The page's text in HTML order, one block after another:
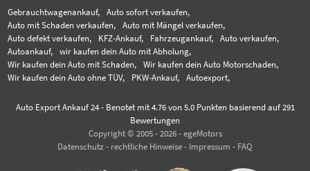
Gebrauchtwagenankauf,
Auto sofort verkaufen,
Auto mit Schaden verkaufen,
Auto mit Mängel verkaufen,
Auto defekt verkaufen,
KFZ-Ankauf, Fahrzeugankauf,
Auto verkaufen,
Autoankauf,
wir kaufen dein Auto mit Abholung,
Wir kaufen dein Auto mit Schaden,
Wir kaufen dein Auto Motorschaden,
Wir kaufen dein Auto ohne TÜV,
PKW-Ankauf, Autoexport,
Auto Export Ankauf 24- Benotet mit 4.76von 5.0 Punkten basierend auf 291
Bewertungen
Copyright © 2005 - 2026 - egeMotors
Datenschutz - rechtliche Hinweise - Impressum - FAQ